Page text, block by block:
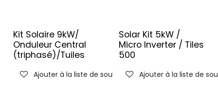
Kit Solaire 9kW/
Onduleur Central
(triphasé)/Tuiles
Ajouter à la liste de souhaits
Solar Kit 5kW /
Micro Inverter / Tiles
500
Ajouter à la liste de